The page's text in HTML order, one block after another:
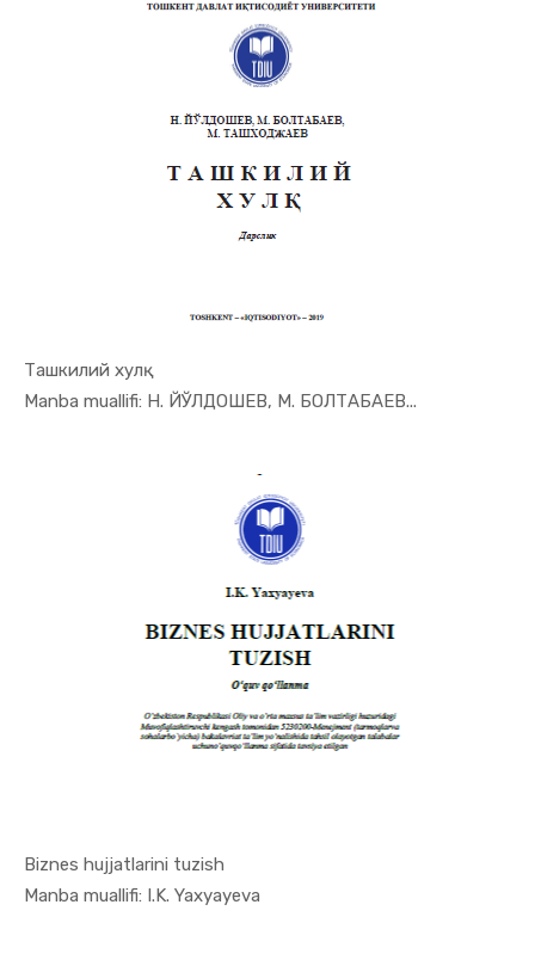
Ташкилий хулқ
Manba muallifi: Н. ЙЎЛДОШЕВ, М. БОЛТАБАЕВ...
In Menejme...
Biznes hujjatlarini tuzish
Manba muallifi: I.K. YaxyayevaIn Menejme...